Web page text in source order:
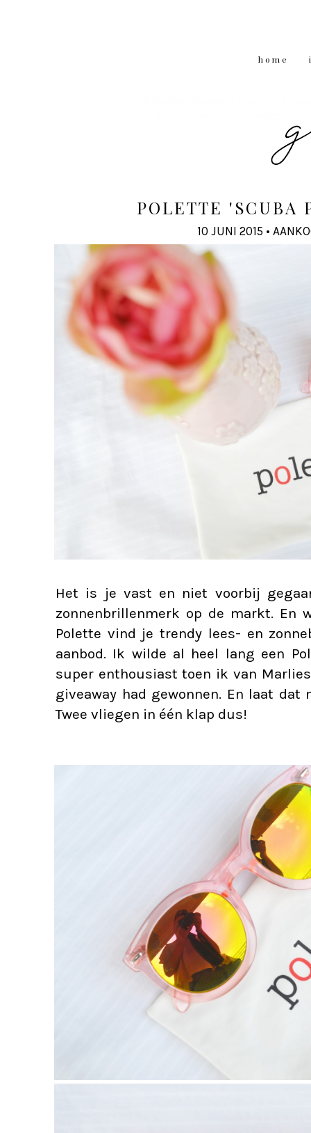
home
POLETTE 'SCUBA
10 JUNI 2015 •
Het is je vast en niet voorbij
zonnenbrillenmerk op de markt. En
Polette vind je trendy lees- en
aanbod. Ik wilde al heel lang een
super enthousiast toen ik van Marlies
giveaway had gewonnen. En laat dat
Twee vliegen in één klap dus!